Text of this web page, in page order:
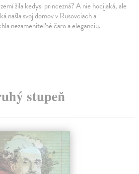
žila kedysi princezná? A nie hocijaká, ale
našla svoj domov v Rusovciach a
nezameniteľné čaro a eleganciu.
stupeň